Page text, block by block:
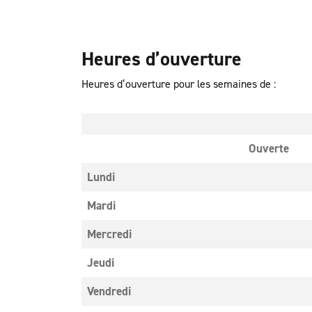
Heures d’ouverture
Heures d’ouverture pour les semaines de :
Ouverte
Lundi
Mardi
Mercredi
Jeudi
Vendredi